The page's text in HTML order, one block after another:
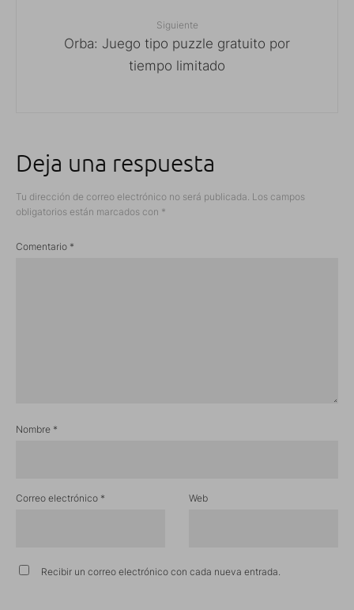
Siguiente
Orba: Juego tipo puzzle gratuito por
tiempo limitado
Deja una respuesta
Tu dirección de correo electrónico no será publicada. Los campos
obligatorios están marcados con *
Comentario *
Nombre *
Correo electrónico * Web
Recibir un correo electrónico con cada nueva entrada.